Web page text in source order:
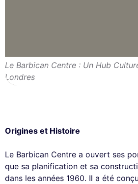
Le Barbican Centre : Un Hub
Londres
Origines et Histoire
Le Barbican Centre a ouvert ses
que sa planification et sa
dans les années 1960. Il a été